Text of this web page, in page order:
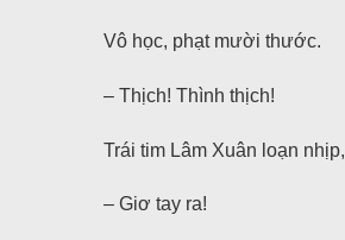
Vô học, phạt mười thước.
– Thịch! Thình thịch!
Trái tim Lâm Xuân loạn
– Giơ tay ra!